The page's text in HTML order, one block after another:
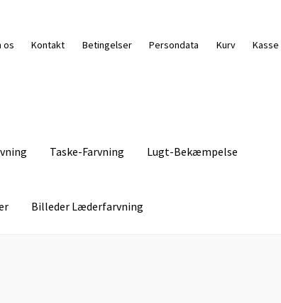
os Kontakt Betingelser Persondata Kurv Kasse
Taske-Farvning Lugt-Bekæmpelse
Billeder Læderfarvning